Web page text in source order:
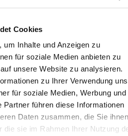
Cookies
Inhalte und Anzeigen zu
für soziale Medien anbieten zu
unsere Website zu analysieren.
zu Ihrer Verwendung
für soziale Medien, Werbung und
Partner führen diese Informationen
Daten zusammen, die Sie ihnen
die sie im Rahmen Ihrer Nutzung